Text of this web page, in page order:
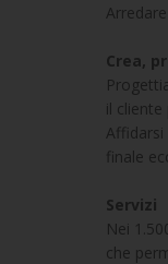
Crea,
il cliente
finale
Servizi
Nei
che